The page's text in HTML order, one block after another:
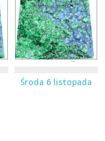
Środa 6 listopada